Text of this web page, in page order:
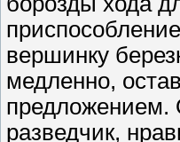
вершинку
медленно,
предложением.
разведчик,